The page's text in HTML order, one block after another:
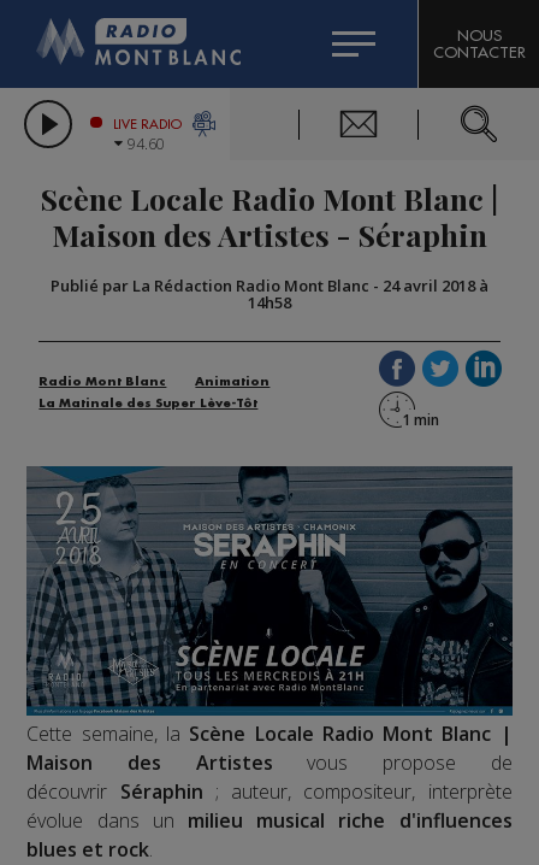
LES CHRONIQUES DE L'EXPERT
CITIZEN MACHINERY
GRAND MASSIF DOMAINES SKIABLES
BIGARD
COMPAGNIE DU MONT-BLANC
NOUS
CONTACTER
LIVE RADIO
94.60
Scène Locale Radio Mont Blanc |
Maison des Artistes - Séraphin
Publié par La Rédaction Radio Mont Blanc - 24 avril 2018 à
14h58
Radio Mont Blanc
Animation
La Matinale des Super Lève-Tôt
Cette semaine, la Scène Locale Radio Mont Blanc |
Maison des Artistes vous propose de
découvrir Séraphin ; auteur, compositeur, interprète
évolue dans un milieu musical riche d'influences
blues et rock.